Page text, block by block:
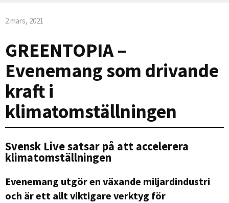
2 mars, 2021
GREENTOPIA –
Evenemang som drivande
kraft i
klimatomställningen
Svensk Live satsar på att accelerera
klimatomställningen
Evenemang utgör en växande miljardindustri
och är ett allt viktigare verktyg för